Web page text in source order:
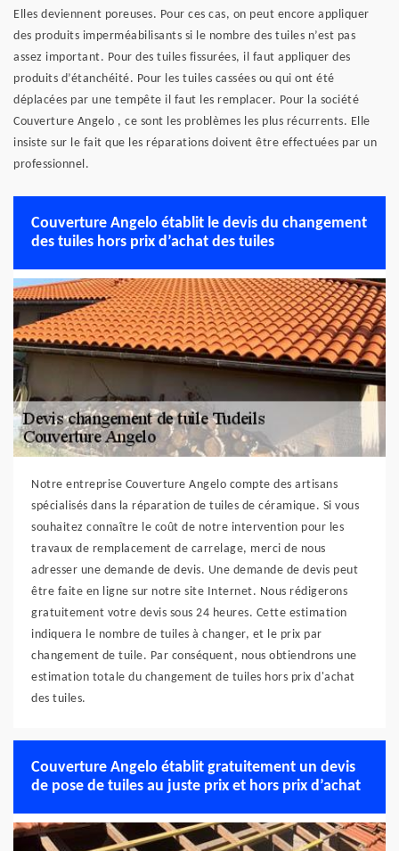
Elles deviennent poreuses. Pour ces cas, on peut encore appliquer
des produits imperméabilisants si le nombre des tuiles n’est pas
assez important. Pour des tuiles fissurées, il faut appliquer des
produits d’étanchéité. Pour les tuiles cassées ou qui ont été
déplacées par une tempête il faut les remplacer. Pour la société
Couverture Angelo , ce sont les problèmes les plus récurrents. Elle
insiste sur le fait que les réparations doivent être effectuées par un
professionnel.
Couverture Angelo établit le devis du changement
des tuiles hors prix d’achat des tuiles
Notre entreprise Couverture Angelo compte des artisans
spécialisés dans la réparation de tuiles de céramique. Si vous
souhaitez connaître le coût de notre intervention pour les
travaux de remplacement de carrelage, merci de nous
adresser une demande de devis. Une demande de devis peut
être faite en ligne sur notre site Internet. Nous rédigerons
gratuitement votre devis sous 24 heures. Cette estimation
indiquera le nombre de tuiles à changer, et le prix par
changement de tuile. Par conséquent, nous obtiendrons une
estimation totale du changement de tuiles hors prix d'achat
des tuiles.
Couverture Angelo établit gratuitement un devis
de pose de tuiles au juste prix et hors prix d’achat